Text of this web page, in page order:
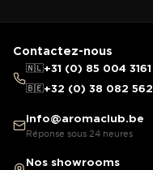
Contactez-nous
🇳🇱+31 (0) 85 004 3161
🇧🇪+32 (0) 38 082 562
info@aromaclub.be
Réponse sous 24 heures
Nos showrooms